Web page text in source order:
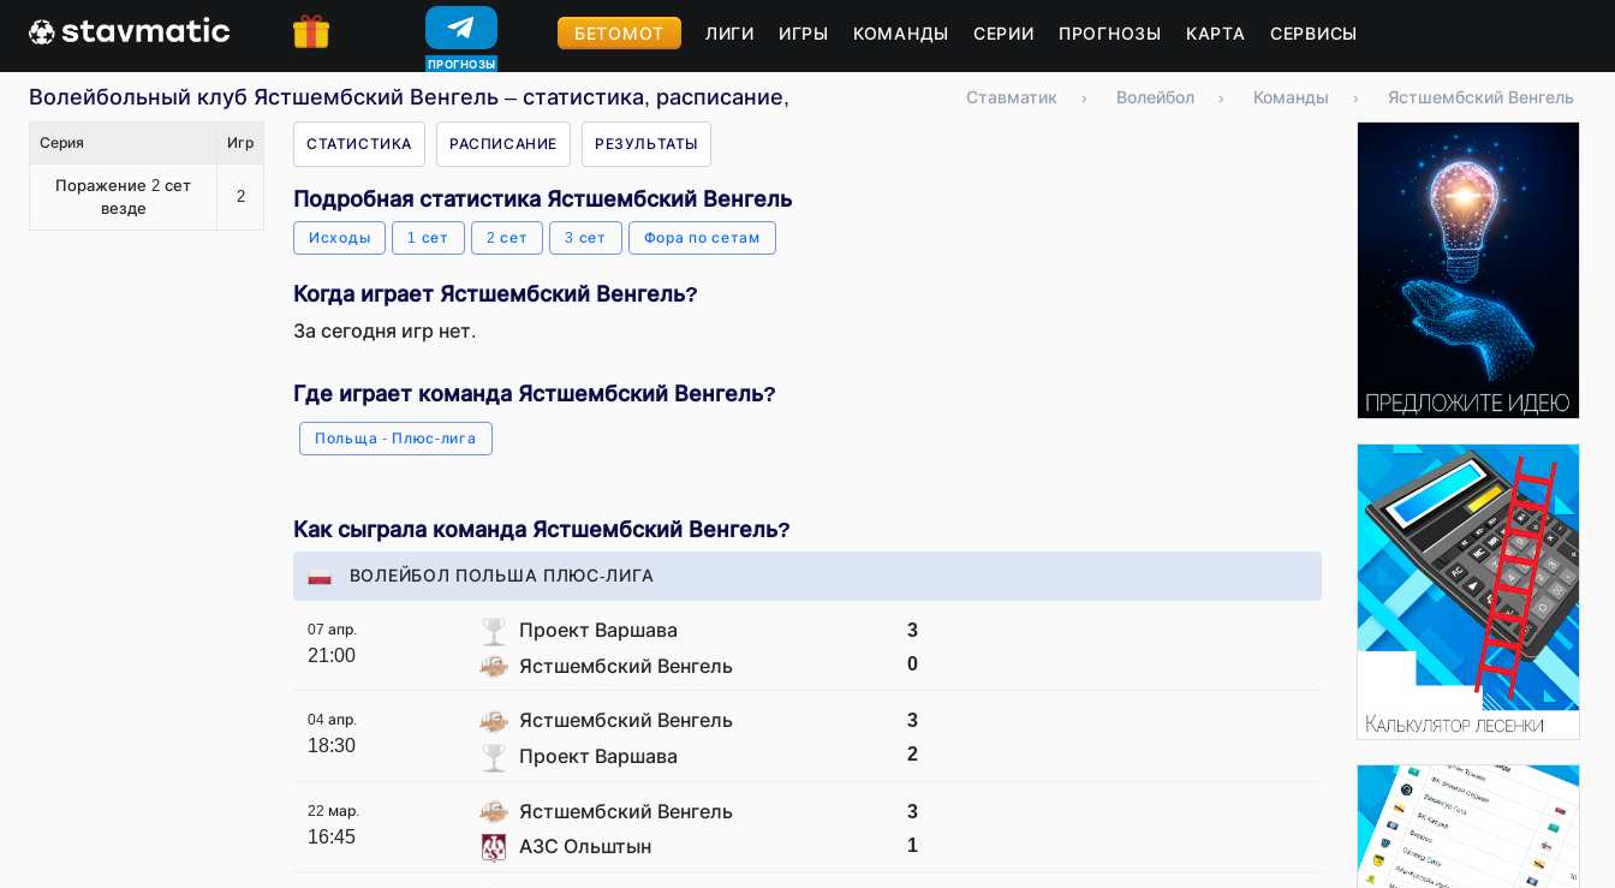
ПРОГНОЗЫ
БЕТОМОТ ЛИГИ ИГРЫ КОМАНДЫ СЕРИИ ПРОГНОЗЫ КАРТА СЕРВИСЫ
Волейбольный клуб Ястшембский Венгель – статистика, расписание, результаты Ставматик › Волейбол › Команды › Ястшембский Венгель
Серия Игр
Поражение 2 сет
везде
2
СТАТИСТИКА РАСПИСАНИЕ РЕЗУЛЬТАТЫ
Подробная статистика Ястшембский Венгель
Исходы 1 сет 2 сет 3 сет Фора по сетам
Когда играет Ястшембский Венгель?
За сегодня игр нет.
Где играет команда Ястшембский Венгель?
Польща - Плюс-лига
Как сыграла команда Ястшембский Венгель?
ВОЛЕЙБОЛ ПОЛЬША ПЛЮС-ЛИГА
07 апр.
21:00
Проект Варшава
Ястшембский Венгель
3
0
04 апр.
18:30
Ястшембский Венгель
Проект Варшава
3
2
22 мар.
16:45
Ястшембский Венгель
АЗС Ольштын
3
1